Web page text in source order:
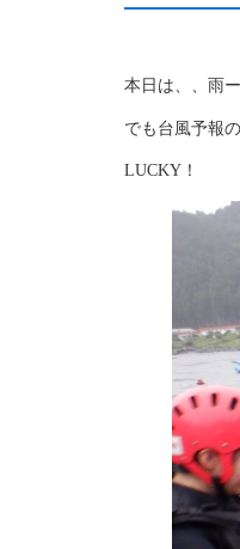
本日は、、雨
でも台風予報
LUCKY！